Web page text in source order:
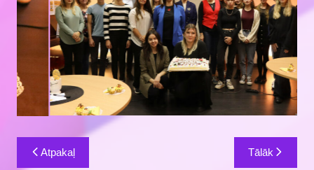
ZiņuAtpakaļ Tālāk